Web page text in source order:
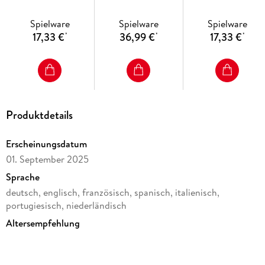
Spielware
17,33 €*
Spielware
36,99 €*
Spielware
17,33 €*
Produktdetails
Erscheinungsdatum
01. September 2025
Sprache
deutsch, englisch, französisch, spanisch, italienisch,
portugiesisch, niederländisch
Altersempfehlung